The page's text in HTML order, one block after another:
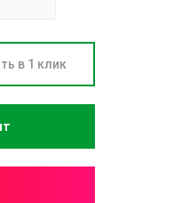
в 1 клик